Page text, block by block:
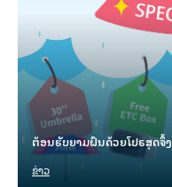
ຕ້ອນຮັບຍາມຝົນດ້ວຍໂປຣສຸດຈຶ້ງ
ຂ່າວ